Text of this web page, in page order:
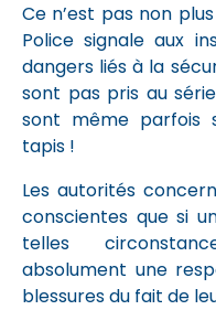
Ce n’est pas non
Police signale aux
dangers liés à la
sont pas pris au
sont même parfois
tapis !
Les autorités
conscientes que si
telles
absolument une
blessures du fait de